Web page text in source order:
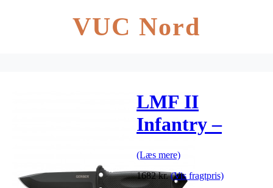
VUC Nord
LMF II
Infantry –
Black (Box)
(Læs mere)
1682 kr. (Vis fragtpris)